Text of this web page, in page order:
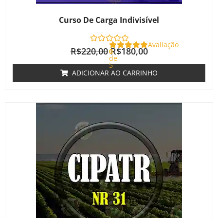
Curso De Carga Indivisível
Avaliação
0
de
5
R$220,00 R$180,00
ADICIONAR AO CARRINHO